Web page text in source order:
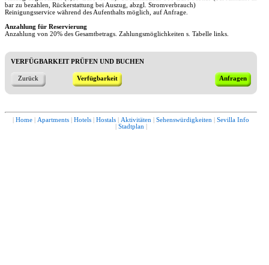
bar zu bezahlen, Rückerstattung bei Auszug, abzgl. Stromverbrauch)
Reinigungsservice während des Aufenthalts möglich, auf Anfrage.
Anzahlung für Reservierung
Anzahlung von 20% des Gesamtbetrags. Zahlungsmöglichkeiten s. Tabelle links.
VERFÜGBARKEIT PRÜFEN UND BUCHEN
Zurück Verfügbarkeit Anfragen
Home Apartments Hotels Hostals Aktivitäten Sehenswürdigkeiten
Sevilla Info
Stadtplan